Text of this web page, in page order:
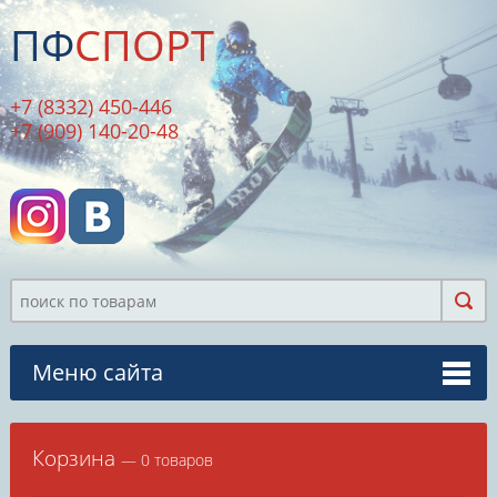
ПФСПОРТ
+7 (8332) 450-446
+7 (909) 140-20-48
Меню сайта
Корзина — 0 товаров